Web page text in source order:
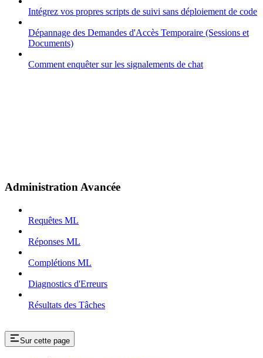
Intégrez vos propres scripts de suivi sans déploiement de code
Dépannage des Demandes d'Accès Temporaire (Sessions et
Documents)
Comment enquêter sur les signalements de chat
Administration Avancée
Requêtes ML
Réponses ML
Complétions ML
Diagnostics d'Erreurs
Résultats des Tâches
Sur cette page